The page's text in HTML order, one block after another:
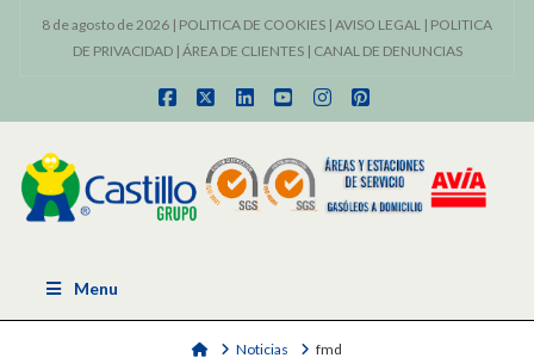
8 de agosto de 2026 | POLITICA DE COOKIES | AVISO LEGAL | POLITICA
DE PRIVACIDAD| ÁREA DE CLIENTES| CANAL DE DENUNCIAS
Facebook
X LinkedInYouTubeInstagram
Pinterest
Menu
HomeNoticias fmd